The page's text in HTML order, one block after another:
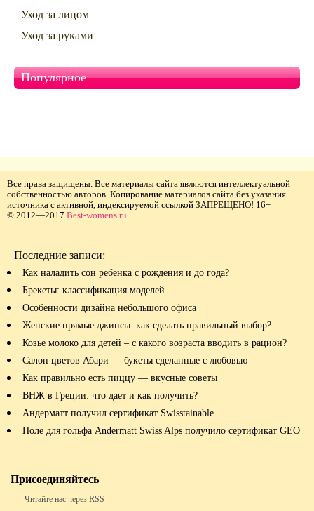
Уход за лицом
Уход за руками
Популярное
Все права защищены. Все материалы сайта являются интеллектуальной
собственностью авторов. Копирование материалов сайта без указания
источника с активной, индексируемой ссылкой ЗАПРЕЩЕНО! 16+
© 2012—2017 Best-womens.ru
Последние записи:
Как наладить сон ребенка с рождения и до года?
Брекеты: классификация моделей
Особенности дизайна небольшого офиса
Женские прямые джинсы: как сделать правильный выбор?
Козье молоко для детей – с какого возраста вводить в рацион?
Салон цветов Абари — букеты сделанные с любовью
Как правильно есть пиццу — вкусные советы
ВНЖ в Греции: что дает и как получить?
Андерматт получил сертификат Swisstainable
Поле для гольфа Andermatt Swiss Alps получило сертификат GEO
Присоединяйтесь
Читайте нас через RSS